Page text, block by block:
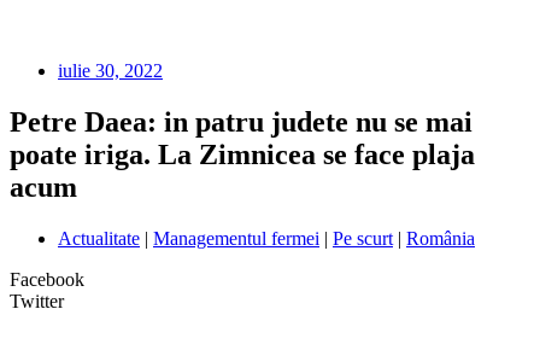
iulie 30, 2022
Petre Daea: in patru judete nu se mai
poate iriga. La Zimnicea se face plaja
acum
Actualitate | Managementul fermei | Pe scurt | România
Facebook
Twitter